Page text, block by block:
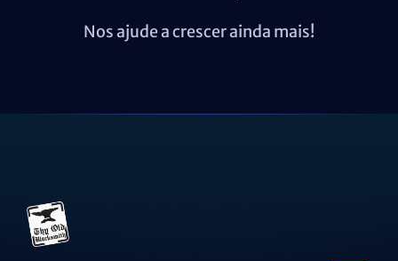
Nos ajude a crescer ainda mais!